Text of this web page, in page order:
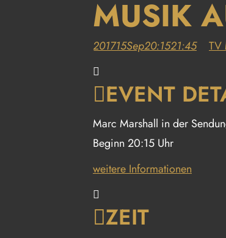
MUSIK
201715Sep20:1521:45 TV
EVENT
Marc Marshall in der
Beginn 20:15 Uhr
weitere Informationen
ZEIT